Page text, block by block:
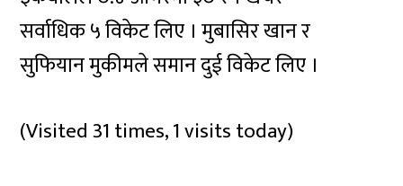
सर्वाधिक ५ विकेट लिए । मुबासिर खान र
सुफियान मुकीमले समान दुई विकेट लिए ।
(Visited 31 times, 1 visits today)